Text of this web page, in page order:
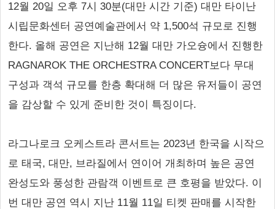
12월 20일 오후 7시 30분(대만 시간 기준) 대만 타이난
시립문화센터 공연예술관에서 약 1,500석 규모로 진행
한다. 올해 공연은 지난해 12월 대만 가오슝에서 진행한
RAGNAROK THE ORCHESTRA CONCERT보다 무대
구성과 객석 규모를 한층 확대해 더 많은 유저들이 공연
을 감상할 수 있게 준비한 것이 특징이다.
라그나로크 오케스트라 콘서트는 2023년 한국을 시작으
로 태국, 대만, 브라질에서 연이어 개최하며 높은 공연
완성도와 풍성한 관람객 이벤트로 큰 호평을 받았다. 이
번 대만 공연 역시 지난 11월 11일 티켓 판매를 시작한